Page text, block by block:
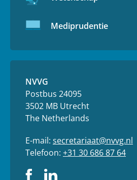
Mediprudentie
NVVG
Postbus 24095
3502 MB Utrecht
The Netherlands
E-mail: secretariaat@nvvg.nl
Telefoon: +31 30 686 87 64